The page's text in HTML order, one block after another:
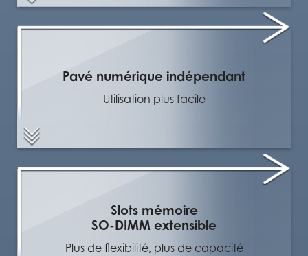
Pavé numérique indépendant
Utilisation plus facile
Slots mémoire
SO-DIMM extensible
Plus de flexibilité, plus de capacité